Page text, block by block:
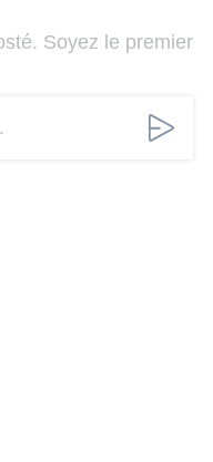
Soyez le premier